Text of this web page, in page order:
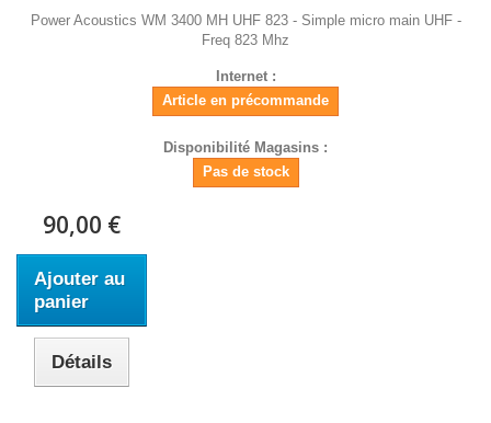
Power Acoustics WM 3400 MH UHF 823 - Simple micro main UHF -
Freq 823 Mhz
Internet :
Article en précommande
Disponibilité Magasins :
Pas de stock
90,00 €
Ajouter au
panier
Détails